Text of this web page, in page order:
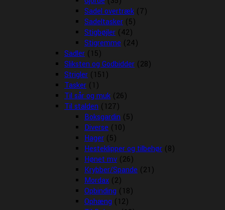
Sadel overtræk (7)
Sadeltasker (5)
Stigbøjler (42)
Stigremme (24)
Sadler (15)
Sliksten og Godbidder (28)
Strigler (151)
Tasker (1)
Til sår og muk (26)
Til stalden (127)
Boksgardin (5)
Diverse (10)
Hager (5)
Hesteklipper og tilbehør (8)
Hønet mv (26)
Krybber/Spande (21)
Mordax (2)
Opbinding (18)
Ophæng (12)